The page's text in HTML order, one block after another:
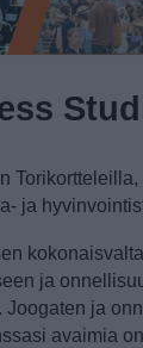
ja
ja
Joogaten ja
avaimia